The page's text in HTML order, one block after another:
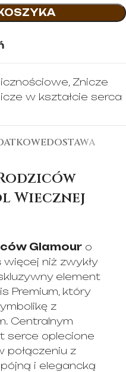
Znicze
w kształcie serca
DOSTAWA
Wiecznej
Glamour o
niż zwykły
element
Premium, który
z
Centralnym
serce oplecione
połączeniu z
i elegancką